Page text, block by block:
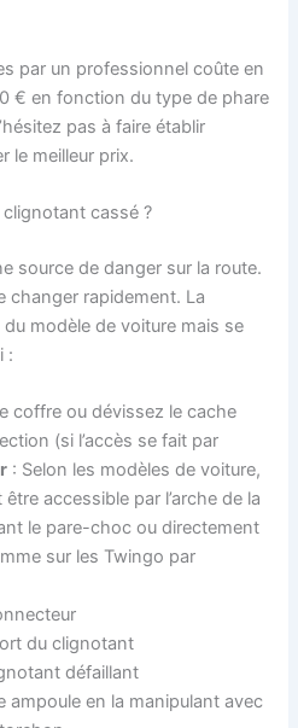
par un professionnel coûte en
€ en fonction du type de phare
pas à faire établir
le meilleur prix.
cassé ?
source de danger sur la route.
changer rapidement. La
modèle de voiture mais se
:
coffre ou dévissez le cache
(si l’accès se fait par
: Selon les modèles de voiture,
accessible par l’arche de la
le pare-choc ou directement
sur les Twingo par
du clignotant
défaillant
ampoule en la manipulant avec